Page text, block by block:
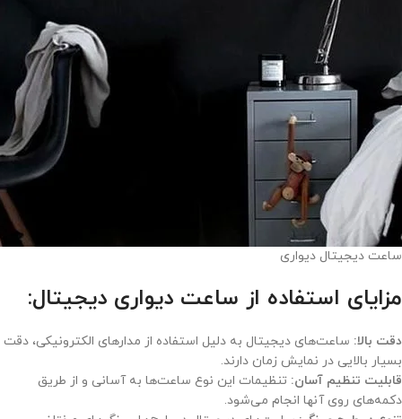
ساعت دیجیتال دیواری
مزایای استفاده از ساعت دیواری دیجیتال:
دقت بالا: ساعت‌های دیجیتال به دلیل استفاده از مدارهای الکترونیکی، دقت
بسیار بالایی در نمایش زمان دارند.
قابلیت تنظیم آسان: تنظیمات این نوع ساعت‌ها به آسانی و از طریق
دکمه‌های روی آنها انجام می‌شود.